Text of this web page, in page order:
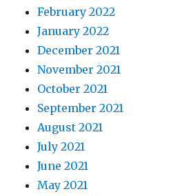
February 2022
January 2022
December 2021
November 2021
October 2021
September 2021
August 2021
July 2021
June 2021
May 2021